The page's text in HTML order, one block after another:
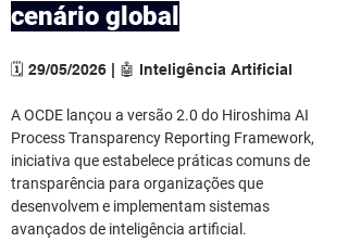
cenário global
🗓️ 29/05/2026 | 🤖 Inteligência Artificial
A OCDE lançou a versão 2.0 do Hiroshima AI
Process Transparency Reporting Framework,
iniciativa que estabelece práticas comuns de
transparência para organizações que
desenvolvem e implementam sistemas
avançados de inteligência artificial.